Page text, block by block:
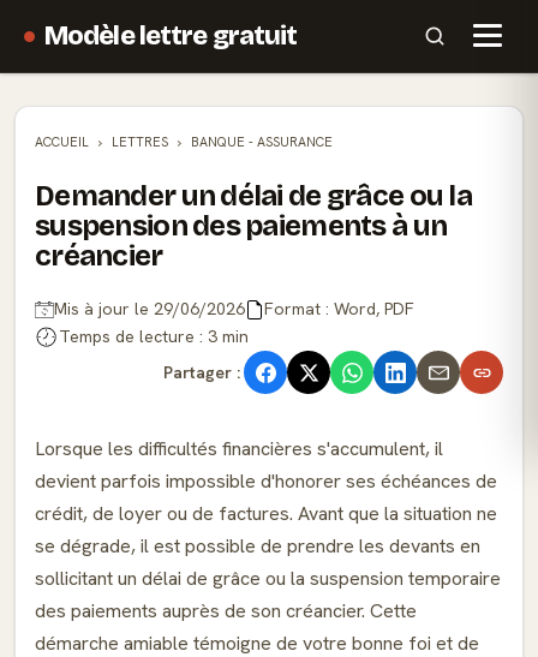
Modèle lettre gratuit
ACCUEIL LETTRES BANQUE - ASSURANCE
Demander un délai de grâce ou la
suspension des paiements à un
créancier
Mis à jour le 29/06/2026
Format : Word, PDF
Temps de lecture : 3 min
Partager :
Lorsque les difficultés financières s'accumulent, il
devient parfois impossible d'honorer ses échéances de
crédit, de loyer ou de factures. Avant que la situation ne
se dégrade, il est possible de prendre les devants en
sollicitant un délai de grâce ou la suspension temporaire
des paiements auprès de son créancier. Cette
démarche amiable témoigne de votre bonne foi et de